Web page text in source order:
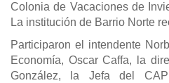
Colonia de Vacaciones de
La institución de Barrio Norte
Participaron el intendente
Economía, Oscar Caffa, la
González, la Jefa del